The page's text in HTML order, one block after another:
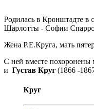
Родилась в Кронштадте в
Шарлотты - Софии
Жена Р.Е.Круга, мать
C ней вместе похоронены
и Густав Круг (1866 -
Круг